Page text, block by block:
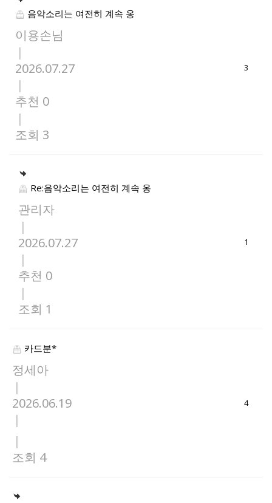
음악소리는 여전히 계속 옹
이용손님
|
2026.07.27
|
추천 0
|
조회 3
3
Re:음악소리는 여전히 계속 옹
관리자
|
2026.07.27
|
추천 0
|
조회 1
1
카드분*
정세아
|
2026.06.19
|
|
조회 4
4